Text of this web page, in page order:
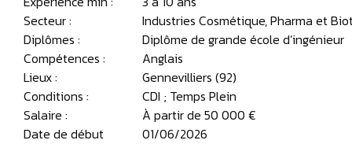
Secteur :
Industries Cosmétique, Pharma et
Diplômes :
Diplôme de grande école d’ingénieur
Compétences :
Anglais
Lieux :
Gennevilliers (92)
Conditions :
CDI ; Temps Plein
Salaire :
À partir de 50 000 €
Date de début
01/06/2026